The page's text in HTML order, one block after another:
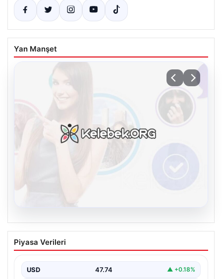
Yan Manşet
Kelebek.Org İle Sanal İletişimin Güvenli
Adresi Ve Sohbet Deneyimi
sağlaması kritik bir önem taşımaktadır. Güncel olarak…
Piyasa Verileri
USD 47.74 ▲ +0.18%